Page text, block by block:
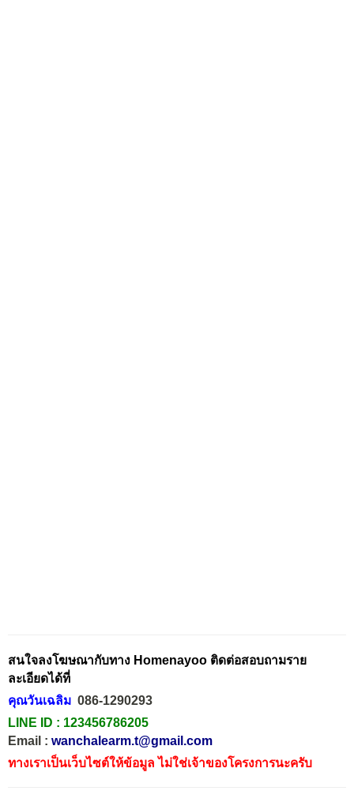
สนใจลงโฆษณากับทาง Homenayoo ติดต่อสอบถามราย
ละเอียดได้ที่
คุณวันเฉลิม 086-1290293
LINE ID : 123456786205
Email : wanchalearm.t@gmail.com
ทางเราเป็นเว็บไซต์ให้ข้อมูล ไม่ใช่เจ้าของโครงการนะครับ